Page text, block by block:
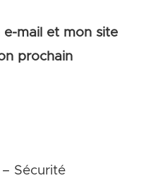
e-mail et mon site
prochain
Sécurité